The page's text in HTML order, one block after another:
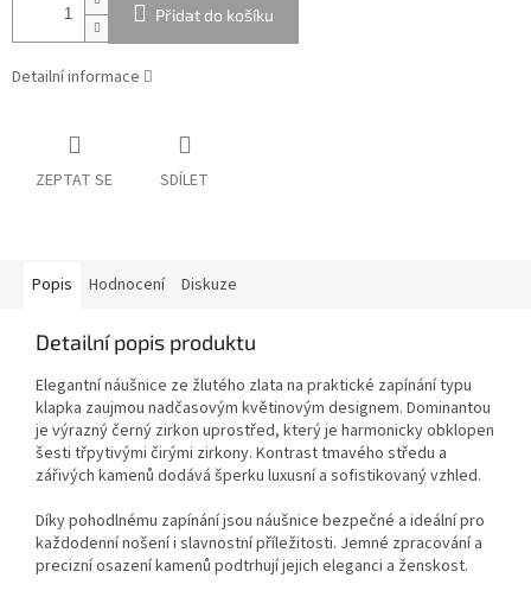
Přidat do košíku
Detailní informace
ZEPTAT SE SDÍLET
Popis Hodnocení Diskuze
Detailní popis produktu
Elegantní náušnice ze žlutého zlata na praktické zapínání typu
klapka zaujmou nadčasovým květinovým designem. Dominantou
je výrazný černý zirkon uprostřed, který je harmonicky obklopen
šesti třpytivými čirými zirkony. Kontrast tmavého středu a
zářivých kamenů dodává šperku luxusní a sofistikovaný vzhled.
Díky pohodlnému zapínání jsou náušnice bezpečné a ideální pro
každodenní nošení i slavnostní příležitosti. Jemné zpracování a
precizní osazení kamenů podtrhují jejich eleganci a ženskost.